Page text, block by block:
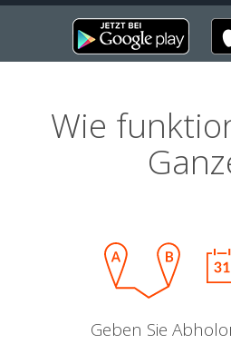
Wie
Geben Sie